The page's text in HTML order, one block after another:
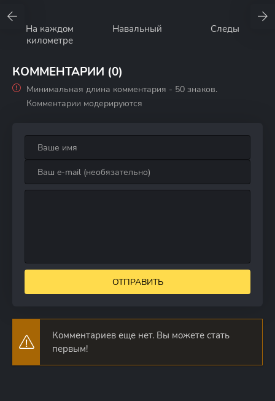
На каждом
километре
Навальный Следы
КОММЕНТАРИИ (0)
Минимальная длина комментария - 50 знаков.
Комментарии модерируются
ОТПРАВИТЬ
Комментариев еще нет. Вы можете стать
первым!